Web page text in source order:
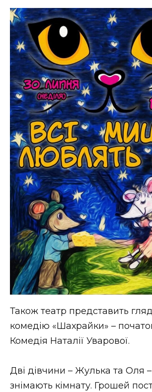
Також театр представить
комедію «Шахрайки» –
Комедія Наталії Уварової.
Дві дівчини – Жулька та Оля
знімають кімнату. Грошей